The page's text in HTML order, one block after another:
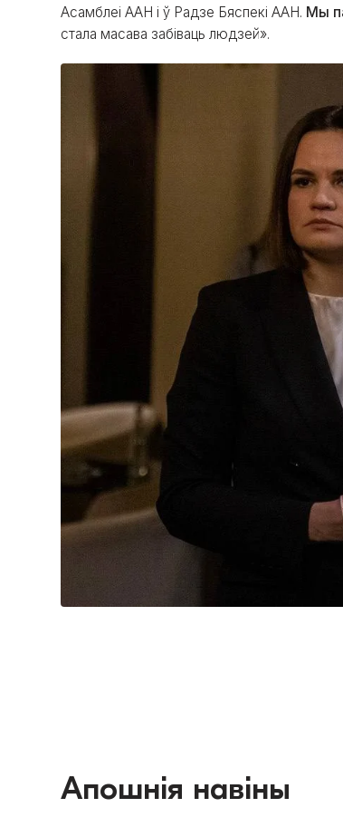
Асамблеі ААН і ў Радзе Бяспекі ААН. Мы
стала масава забіваць людзей».
Апошнія навіны